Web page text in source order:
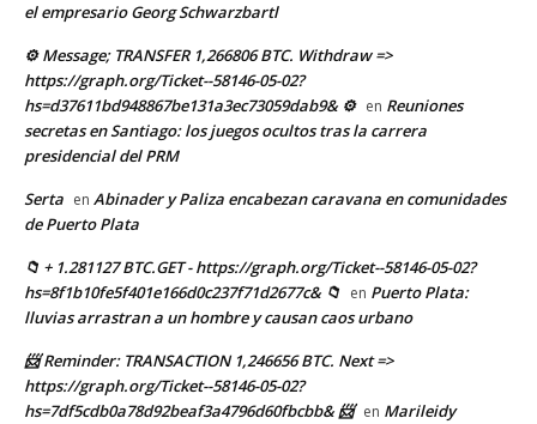
el empresario Georg Schwarzbartl
⚙ Message; TRANSFER 1,266806 BTC. Withdraw =>
https://graph.org/Ticket--58146-05-02?
hs=d37611bd948867be131a3ec73059dab9& ⚙ en Reuniones
secretas en Santiago: los juegos ocultos tras la carrera
presidencial del PRM
Serta en Abinader y Paliza encabezan caravana en comunidades
de Puerto Plata
📁 + 1.281127 BTC.GET - https://graph.org/Ticket--58146-05-02?
hs=8f1b10fe5f401e166d0c237f71d2677c& 📁 en Puerto Plata:
lluvias arrastran a un hombre y causan caos urbano
📨 Reminder: TRANSACTION 1,246656 BTC. Next =>
https://graph.org/Ticket--58146-05-02?
hs=7df5cdb0a78d92beaf3a4796d60fbcbb& 📨 en Marileidy